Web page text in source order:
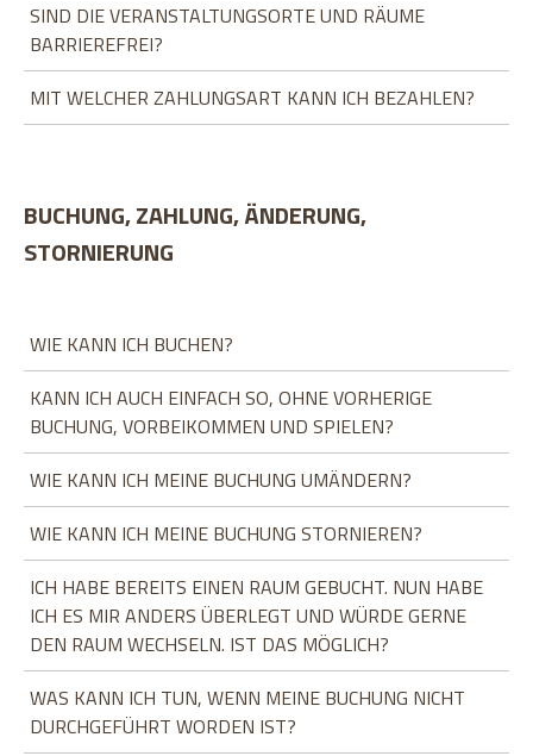
SIND DIE VERANSTALTUNGSORTE UND RÄUME
BARRIEREFREI?
MIT WELCHER ZAHLUNGSART KANN ICH BEZAHLEN?
BUCHUNG, ZAHLUNG, ÄNDERUNG,
STORNIERUNG
WIE KANN ICH BUCHEN?
KANN ICH AUCH EINFACH SO, OHNE VORHERIGE
BUCHUNG, VORBEIKOMMEN UND SPIELEN?
WIE KANN ICH MEINE BUCHUNG UMÄNDERN?
WIE KANN ICH MEINE BUCHUNG STORNIEREN?
ICH HABE BEREITS EINEN RAUM GEBUCHT. NUN HABE
ICH ES MIR ANDERS ÜBERLEGT UND WÜRDE GERNE
DEN RAUM WECHSELN. IST DAS MÖGLICH?
WAS KANN ICH TUN, WENN MEINE BUCHUNG NICHT
DURCHGEFÜHRT WORDEN IST?